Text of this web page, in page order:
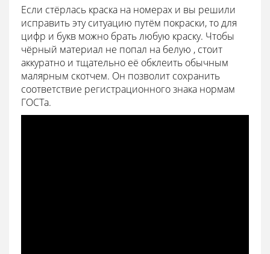
Если стёрлась краска на номерах и вы решили
исправить эту ситуацию путём покраски, то для
цифр и букв можно брать любую краску. Чтобы
чёрный материал не попал на белую , стоит
аккуратно и тщательно её обклеить обычным
малярным скотчем. Он позволит сохранить
соответствие регистрационного знака нормам
ГОСТа.